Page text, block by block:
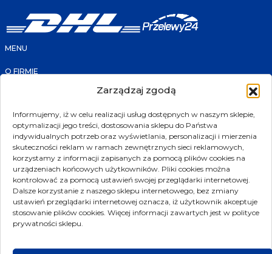
Zarządzaj zgodą
Informujemy, iż w celu realizacji usług dostępnych w naszym sklepie,
optymalizacji jego treści, dostosowania sklepu do Państwa
indywidualnych potrzeb oraz wyświetlania, personalizacji i mierzenia
skuteczności reklam w ramach zewnętrznych sieci reklamowych,
korzystamy z informacji zapisanych za pomocą plików cookies na
urządzeniach końcowych użytkowników. Pliki cookies można
kontrolować za pomocą ustawień swojej przeglądarki internetowej.
Dalsze korzystanie z naszego sklepu internetowego, bez zmiany
ustawień przeglądarki internetowej oznacza, iż użytkownik akceptuje
stosowanie plików cookies. Więcej informacji zawartych jest w polityce
prywatności sklepu.
MENU
O FIRMIE
PROMOCJE
NOWOŚCI
POLECANE
PRODUCENCI
KONTAKT
ul. Złotniki 207
39-300 Mielec
biuro@transmet.com.pl
sklep@transmet.com.pl